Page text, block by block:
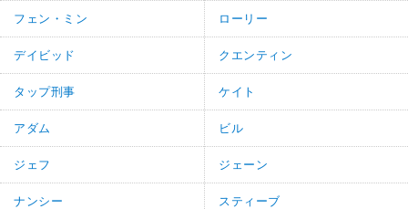
フェン・ミン ローリー
デイビッド クエンティン
タップ刑事 ケイト
アダム ビル
ジェフ ジェーン
ナンシー スティーブ